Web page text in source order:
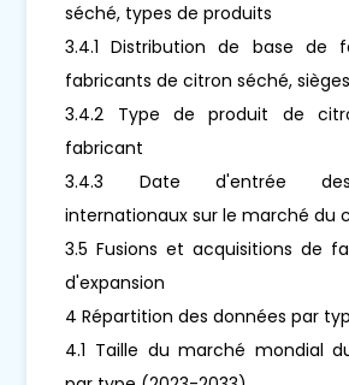
séché, types de produits
3.4.1 Distribution de base de
fabricants de citron séché,
3.4.2 Type de produit de
fabricant
3.4.3 Date d'entrée
internationaux sur le marché du
3.5 Fusions et acquisitions de
d'expansion
4 Répartition des données par
4.1 Taille du marché mondial